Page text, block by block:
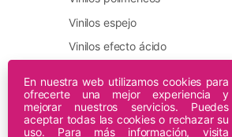
Vinilos espejo
Vinilos efecto ácido
Plotters DTF Innuro
Plotters de impresión
En nuestra web utilizamos cookies para
ofrecerte una mejor experiencia y
mejorar nuestros servicios. Puedes
aceptar todas las cookies o rechazar su
uso. Para más información, visita